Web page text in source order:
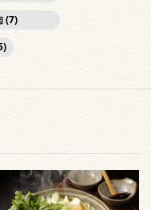
(7)